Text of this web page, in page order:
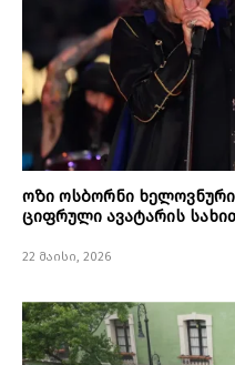
ოზი ოსბორნი
ციფრული ავატარის
22 მაისი, 2026